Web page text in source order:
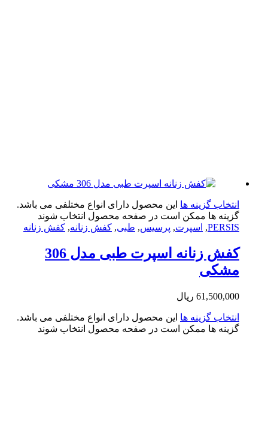
گزینه ها این محصول دارای انواع مختلفی می باشد.
ها ممکن است در صفحه محصول انتخاب شوند
اسپرت,پرسیس, طبی,کفش زنانه,کفش زنانه
کفش زنانه اسپرت طبی مدل 306
ریال
گزینه ها این محصول دارای انواع مختلفی می باشد.
ها ممکن است در صفحه محصول انتخاب شوند